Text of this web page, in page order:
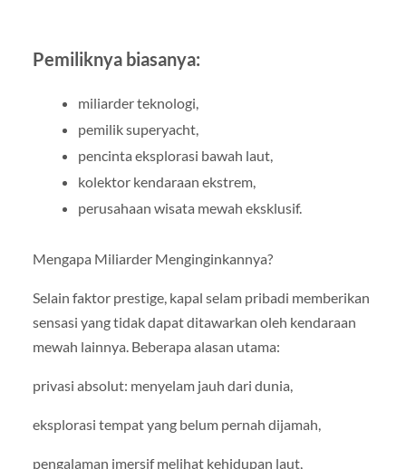
Pemiliknya biasanya:
miliarder teknologi,
pemilik superyacht,
pencinta eksplorasi bawah laut,
kolektor kendaraan ekstrem,
perusahaan wisata mewah eksklusif.
Mengapa Miliarder Menginginkannya?
Selain faktor prestige, kapal selam pribadi memberikan
sensasi yang tidak dapat ditawarkan oleh kendaraan
mewah lainnya. Beberapa alasan utama:
privasi absolut: menyelam jauh dari dunia,
eksplorasi tempat yang belum pernah dijamah,
pengalaman imersif melihat kehidupan laut,